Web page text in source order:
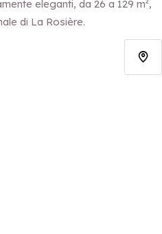
eleganti, da 26 a 129 m²,
di La Rosière.